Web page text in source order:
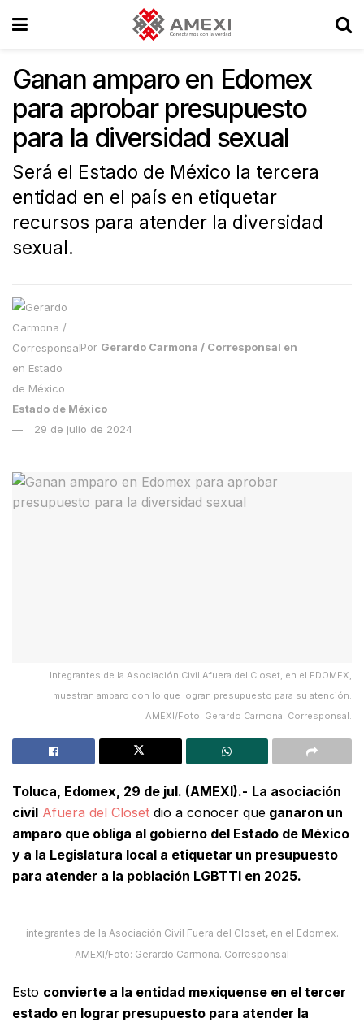
Ganan amparo en Edomex
para aprobar presupuesto
para la diversidad sexual
Será el Estado de México la tercera
entidad en el país en etiquetar
recursos para atender la diversidad
sexual.
Por Gerardo Carmona / Corresponsal en
Estado de México
29 de julio de 2024
Integrantes de la Asociación Civil Afuera del Closet, en el EDOMEX,
muestran amparo con lo que logran presupuesto para su atención.
AMEXI/Foto: Gerardo Carmona. Corresponsal.
Toluca, Edomex, 29 de jul. (AMEXI).- La asociación
civil Afuera del Closet dio a conocer que ganaron un
amparo que obliga al gobierno del Estado de México
y a la Legislatura local a etiquetar un presupuesto
para atender a la población LGBTTI en 2025.
integrantes de la Asociación Civil Fuera del Closet, en el Edomex.
AMEXI/Foto: Gerardo Carmona. Corresponsal
Esto convierte a la entidad mexiquense en el tercer
estado en lograr presupuesto para atender la